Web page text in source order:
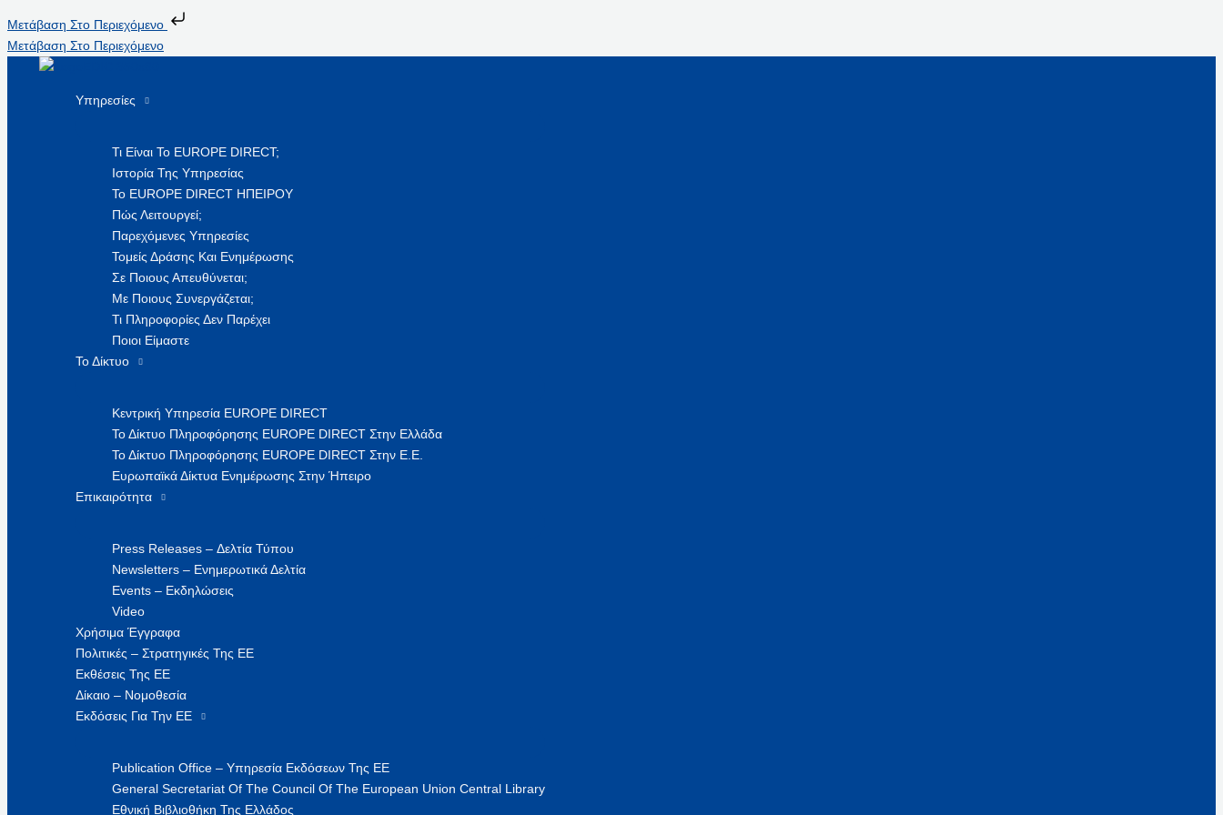
Μετάβαση Στο Περιεχόμενο
Μετάβαση Στο Περιεχόμενο
Υπηρεσίες
Τι Είναι Το EUROPE DIRECT;
Ιστορία Της Υπηρεσίας
Το EUROPE DIRECT ΗΠΕΙΡΟΥ
Πώς Λειτουργεί;
Παρεχόμενες Υπηρεσίες
Τομείς Δράσης Και Ενημέρωσης
Σε Ποιους Απευθύνεται;
Με Ποιους Συνεργάζεται;
Τι Πληροφορίες Δεν Παρέχει
Ποιοι Είμαστε
Το Δίκτυο
Κεντρική Υπηρεσία EUROPE DIRECT
Το Δίκτυο Πληροφόρησης EUROPE DIRECT Στην Ελλάδα
Το Δίκτυο Πληροφόρησης EUROPE DIRECT Στην Ε.Ε.
Ευρωπαϊκά Δίκτυα Ενημέρωσης Στην Ήπειρο
Επικαιρότητα
Press Releases – Δελτία Τύπου
Newsletters – Ενημερωτικά Δελτία
Events – Εκδηλώσεις
Video
Χρήσιμα Έγγραφα
Πολιτικές – Στρατηγικές Της ΕΕ
Εκθέσεις Της ΕΕ
Δίκαιο – Νομοθεσία
Εκδόσεις Για Την ΕΕ
Publication Office – Υπηρεσία Εκδόσεων Της ΕΕ
General Secretariat Of The Council Of The European Union Central Library
Εθνική Βιβλιοθήκη Της Ελλάδος